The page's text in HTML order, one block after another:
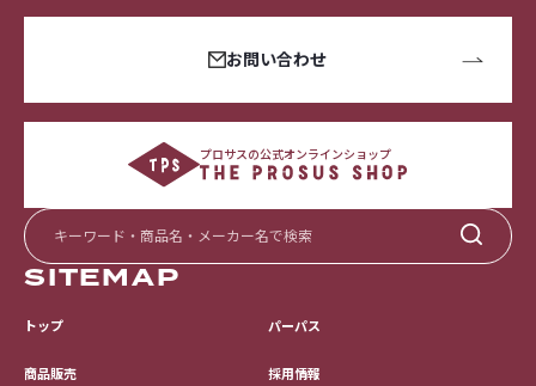
お問い合わせ
プロサスの公式オンラインショップ
SITEMAP
トップ
商品販売
パーパス
採用情報